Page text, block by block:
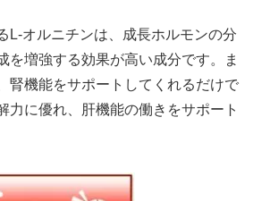
L-オルニチンは、成長ホルモンの分
を増強する効果が高い成分です。ま
腎機能をサポートしてくれるだけで
力に優れ、肝機能の働きをサポート